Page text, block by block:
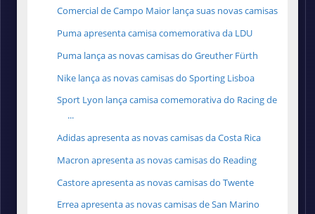
Comercial de Campo Maior lança suas novas camisas
Puma apresenta camisa comemorativa da LDU
Puma lança as novas camisas do Greuther Fürth
Nike lança as novas camisas do Sporting Lisboa
Sport Lyon lança camisa comemorativa do Racing de
...
Adidas apresenta as novas camisas da Costa Rica
Macron apresenta as novas camisas do Reading
Castore apresenta as novas camisas do Twente
Errea apresenta as novas camisas de San Marino